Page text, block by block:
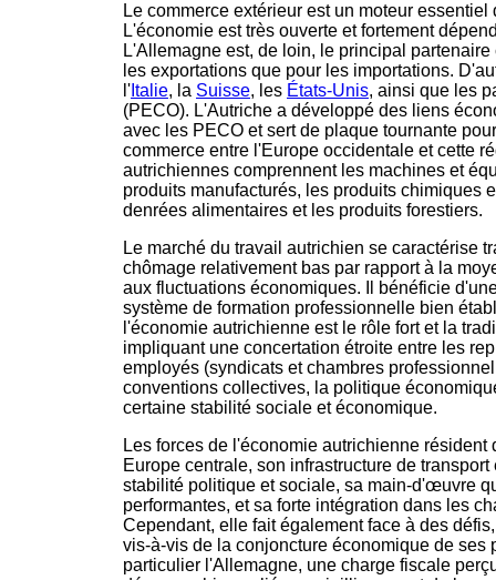
Le commerce extérieur est un moteur
L'économie est très ouverte et fortement
L'Allemagne est, de loin, le principal
les exportations que pour les importations.
l' Italie, la Suisse, les États-Unis, ainsi que les
(PECO). L'Autriche a développé des liens
avec les PECO et sert de plaque tournante
commerce entre l'Europe occidentale et cette
autrichiennes comprennent les machines et
produits manufacturés, les produits chimiques
denrées alimentaires et les produits forestiers.
Le marché du travail autrichien se caractérise
chômage relativement bas par rapport à la
aux fluctuations économiques. Il bénéficie
système de formation professionnelle bien
l'économie autrichienne est le rôle fort et la
impliquant une concertation étroite entre les
employés (syndicats et chambres
conventions collectives, la politique
certaine stabilité sociale et économique.
Les forces de l'économie autrichienne
Europe centrale, son infrastructure de
stabilité politique et sociale, sa main-d'œuvre
performantes, et sa forte intégration dans les
Cependant, elle fait également face à des
vis-à-vis de la conjoncture économique de ses
particulier l'Allemagne, une charge fiscale